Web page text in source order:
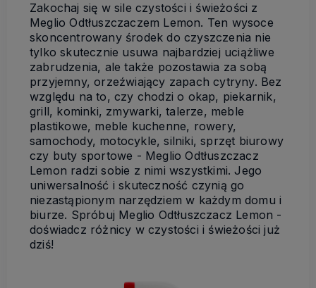
Zakochaj się w sile czystości i świeżości z
Meglio Odtłuszczaczem Lemon. Ten wysoce
skoncentrowany środek do czyszczenia nie
tylko skutecznie usuwa najbardziej uciążliwe
zabrudzenia, ale także pozostawia za sobą
przyjemny, orzeźwiający zapach cytryny. Bez
względu na to, czy chodzi o okap, piekarnik,
grill, kominki, zmywarki, talerze, meble
plastikowe, meble kuchenne, rowery,
samochody, motocykle, silniki, sprzęt biurowy
czy buty sportowe - Meglio Odtłuszczacz
Lemon radzi sobie z nimi wszystkimi. Jego
uniwersalność i skuteczność czynią go
niezastąpionym narzędziem w każdym domu i
biurze. Spróbuj Meglio Odtłuszczacz Lemon -
doświadcz różnicy w czystości i świeżości już
dziś!